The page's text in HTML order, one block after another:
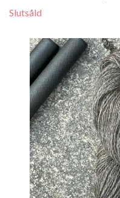
Slutsåld